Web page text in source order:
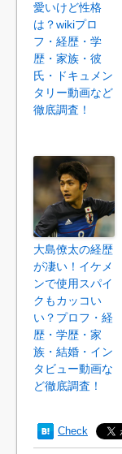
愛いけど性格
は？wikiプロ
フ・経歴・学
歴・家族・彼
氏・ドキュメン
タリー動画など
徹底調査！
大島僚太の経歴
が凄い！イケメ
ンで使用スパイ
クもカッコい
い？プロフ・経
歴・学歴・家
族・結婚・イン
タビュー動画な
ど徹底調査！
Check